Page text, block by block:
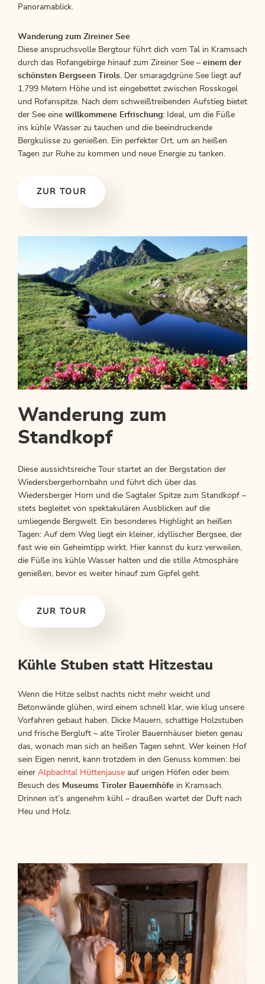
Panoramablick.
Wanderung zum Zireiner See
Diese anspruchsvolle Bergtour führt dich vom Tal in Kramsach
durch das Rofangebirge hinauf zum Zireiner See – einem der
schönsten Bergseen Tirols. Der smaragdgrüne See liegt auf
1.799 Metern Höhe und ist eingebettet zwischen Rosskogel
und Rofanspitze. Nach dem schweißtreibenden Aufstieg bietet
der See eine willkommene Erfrischung: Ideal, um die Füße
ins kühle Wasser zu tauchen und die beeindruckende
Bergkulisse zu genießen. Ein perfekter Ort, um an heißen
Tagen zur Ruhe zu kommen und neue Energie zu tanken.
ZUR TOUR
Wanderung zum
Standkopf
Diese aussichtsreiche Tour startet an der Bergstation der
Wiedersbergerhornbahn und führt dich über das
Wiedersberger Horn und die Sagtaler Spitze zum Standkopf –
stets begleitet von spektakulären Ausblicken auf die
umliegende Bergwelt. Ein besonderes Highlight an heißen
Tagen: Auf dem Weg liegt ein kleiner, idyllischer Bergsee, der
fast wie ein Geheimtipp wirkt. Hier kannst du kurz verweilen,
die Füße ins kühle Wasser halten und die stille Atmosphäre
genießen, bevor es weiter hinauf zum Gipfel geht.
ZUR TOUR
Kühle Stuben statt Hitzestau
Wenn die Hitze selbst nachts nicht mehr weicht und
Betonwände glühen, wird einem schnell klar, wie klug unsere
Vorfahren gebaut haben. Dicke Mauern, schattige Holzstuben
und frische Bergluft – alte Tiroler Bauernhäuser bieten genau
das, wonach man sich an heißen Tagen sehnt. Wer keinen Hof
sein Eigen nennt, kann trotzdem in den Genuss kommen: bei
einer Alpbachtal Hüttenjause auf urigen Höfen oder beim
Besuch des Museums Tiroler Bauernhöfe in Kramsach.
Drinnen ist’s angenehm kühl – draußen wartet der Duft nach
Heu und Holz.